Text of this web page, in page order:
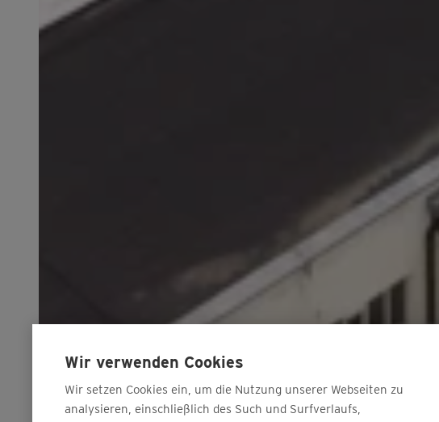
Wir verwenden Cookies
Wir setzen Cookies ein, um die Nutzung unserer Webseiten zu
analysieren, einschließlich des Such und Surfverlaufs,